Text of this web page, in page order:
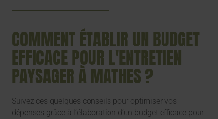
COMMENT ÉTABLIR UN BUDGET
EFFICACE POUR L'ENTRETIEN
PAYSAGER À MATHES ?
Suivez ces quelques conseils pour optimiser vos
dépenses grâce à l’élaboration d’un budget efficace pour